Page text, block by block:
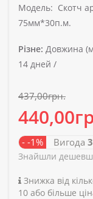
Модель: Cкотч
75мм*30п.м.
Різне: Довжина
14 дней /
437,00грн.
- -1% Вигода
Знайшли
Знижка від
10 або більше